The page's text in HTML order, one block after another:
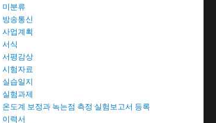
미분류
방송통신
사업계획
서식
서평감상
시험자료
실습일지
실험과제
온도계 보정과 녹는점 측정 실험보고서 등록
이력서